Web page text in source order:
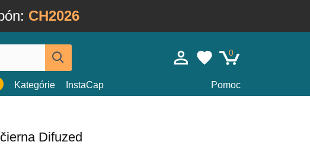
CH2026
0
Kategórie InstaCap Pomoc
Difuzed